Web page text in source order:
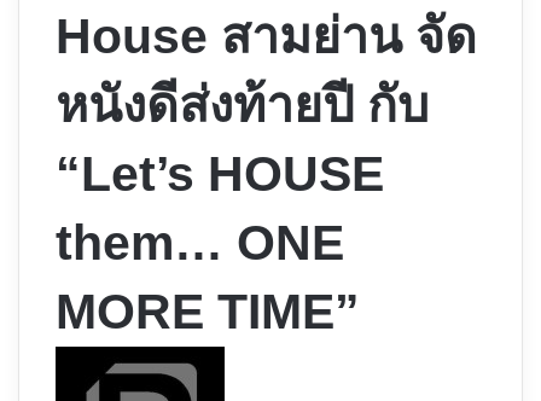
House สามย่าน จัด
หนังดีส่งท้ายปี กับ
“Let’s HOUSE
them… ONE
MORE TIME”